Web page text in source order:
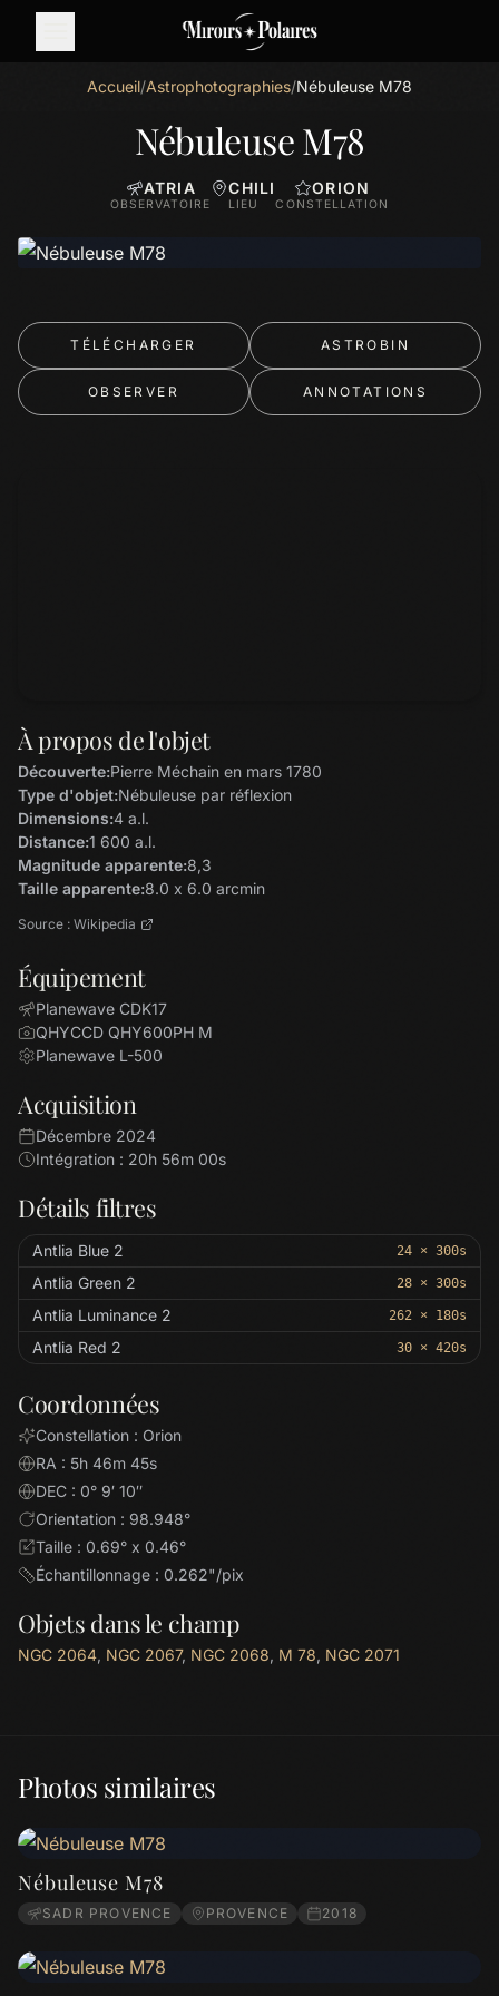
Accueil/Astrophotographies/Nébuleuse M78
Nébuleuse M78
ATRIA
OBSERVATOIRE
CHILI
LIEU
ORION
CONSTELLATION
TÉLÉCHARGER ASTROBIN
OBSERVER ANNOTATIONS
À propos de l'objet
Découverte:Pierre Méchain en mars 1780
Type d'objet:Nébuleuse par réflexion
Dimensions:4 a.l.
Distance:1 600 a.l.
Magnitude apparente:8,3
Taille apparente:8.0 x 6.0 arcmin
Source : Wikipedia
Équipement
Planewave CDK17
QHYCCD QHY600PH M
Planewave L-500
Acquisition
Décembre 2024
Intégration : 20h 56m 00s
Détails filtres
Antlia Blue 2 24 × 300s
Antlia Green 2 28 × 300s
Antlia Luminance 2 262 × 180s
Antlia Red 2 30 × 420s
Coordonnées
Constellation : Orion
RA : 5h 46m 45s
DEC : 0° 9′ 10″
Orientation : 98.948°
Taille : 0.69° x 0.46°
Échantillonnage : 0.262"/pix
Objets dans le champ
NGC 2064, NGC 2067, NGC 2068, M 78, NGC 2071
Photos similaires
Nébuleuse M78
SADR PROVENCE PROVENCE 2018